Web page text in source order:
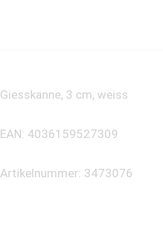
Giesskanne, 3 cm, weiss
EAN: 4036159527309
Artikelnummer: 3473076